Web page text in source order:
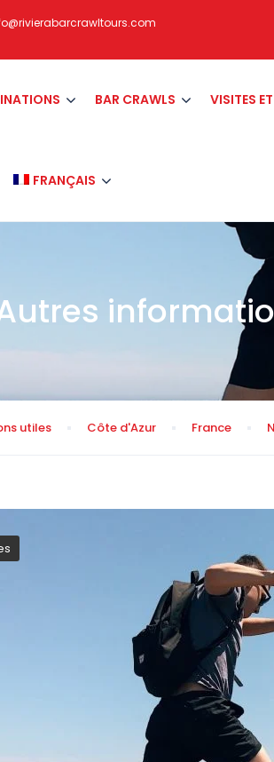
BAR CRAWLS VISITES
FRANÇAIS
utiles Côte d'Azur France